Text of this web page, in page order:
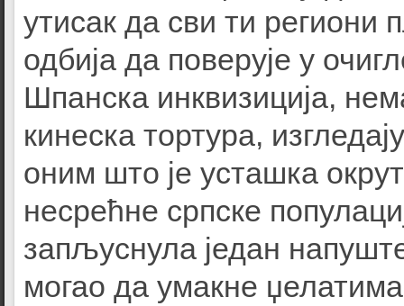
утисак да сви ти региони
одбија да поверује у
Шпанска инквизиција,
кинеска тортура,
оним што је усташка
несрећне српске
запљуснула један
могао да умакне